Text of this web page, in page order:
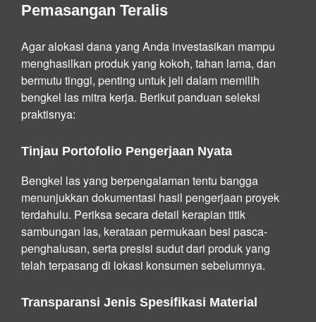
Pemasangan Teralis
Agar alokasi dana yang Anda investasikan mampu
menghasilkan produk yang kokoh, tahan lama, dan
bermutu tinggi, penting untuk jeli dalam memilih
bengkel las mitra kerja. Berikut panduan seleksi
praktisnya:
Tinjau Portofolio Pengerjaan Nyata
Bengkel las yang berpengalaman tentu bangga
menunjukkan dokumentasi hasil pengerjaan proyek
terdahulu. Periksa secara detail kerapian titik
sambungan las, kerataan permukaan besi pasca-
penghalusan, serta presisi sudut dari produk yang
telah terpasang di lokasi konsumen sebelumnya.
Transparansi Jenis Spesifikasi Material